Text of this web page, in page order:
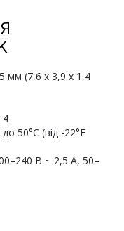
мм (7,6 x 3,9 x 1,4
4
до 50°C (від -22°F
В ~ 2,5 А, 50–